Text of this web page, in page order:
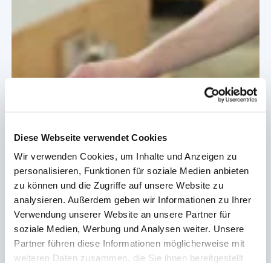
Diese Webseite verwendet Cookies
Wir verwenden Cookies, um Inhalte und Anzeigen zu
personalisieren, Funktionen für soziale Medien anbieten
zu können und die Zugriffe auf unsere Website zu
analysieren. Außerdem geben wir Informationen zu Ihrer
Verwendung unserer Website an unsere Partner für
soziale Medien, Werbung und Analysen weiter. Unsere
Partner führen diese Informationen möglicherweise mit
weiteren Daten zusammen, die Sie ihnen bereitgestellt
Ausbildung
Ausbildungsplätze
Freie Stellen melden und finden